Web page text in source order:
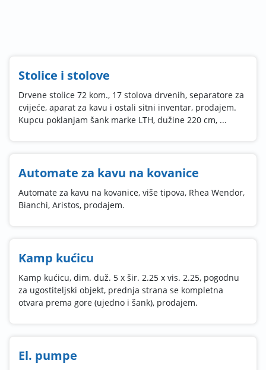
Stolice i stolove
Drvene stolice 72 kom., 17 stolova drvenih, separatore za
cvijeće, aparat za kavu i ostali sitni inventar, prodajem.
Kupcu poklanjam šank marke LTH, dužine 220 cm, ...
Automate za kavu na kovanice
Automate za kavu na kovanice, više tipova, Rhea Wendor,
Bianchi, Aristos, prodajem.
Kamp kućicu
Kamp kućicu, dim. duž. 5 x šir. 2.25 x vis. 2.25, pogodnu
za ugostiteljski objekt, prednja strana se kompletna
otvara prema gore (ujedno i šank), prodajem.
El. pumpe